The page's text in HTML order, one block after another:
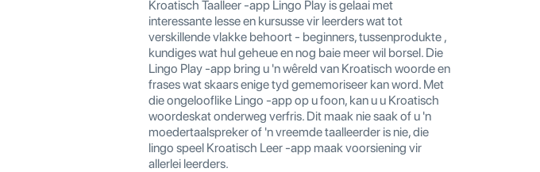
Kroatisch Taalleer -app Lingo Play is gelaai met
interessante lesse en kursusse vir leerders wat tot
verskillende vlakke behoort - beginners, tussenprodukte ,
kundiges wat hul geheue en nog baie meer wil borsel. Die
Lingo Play -app bring u 'n wêreld van Kroatisch woorde en
frases wat skaars enige tyd gememoriseer kan word. Met
die ongelooflike Lingo -app op u foon, kan u u Kroatisch
woordeskat onderweg verfris. Dit maak nie saak of u 'n
moedertaalspreker of 'n vreemde taalleerder is nie, die
lingo speel Kroatisch Leer -app maak voorsiening vir
allerlei leerders.